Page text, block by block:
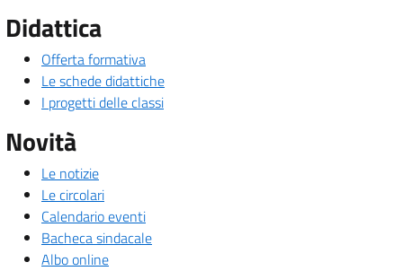
Didattica
Offerta formativa
Le schede didattiche
I progetti delle classi
Novità
Le notizie
Le circolari
Calendario eventi
Bacheca sindacale
Albo online